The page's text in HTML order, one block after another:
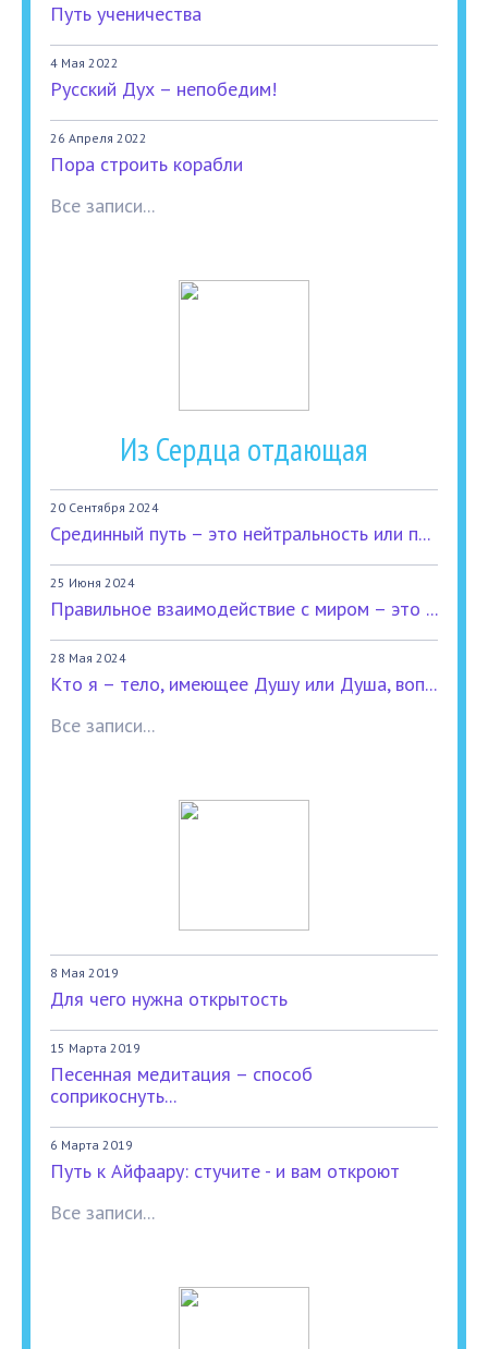
Путь ученичества
4 Мая 2022
Русский Дух – непобедим!
26 Апреля 2022
Пора строить корабли
Все записи...
Из Сердца отдающая
20 Сентября 2024
Срединный путь – это нейтральность или п...
25 Июня 2024
Правильное взаимодействие с миром – это ...
28 Мая 2024
Кто я – тело, имеющее Душу или Душа, воп...
Все записи...
8 Мая 2019
Для чего нужна открытость
15 Марта 2019
Песенная медитация – способ
соприкоснуть...
6 Марта 2019
Путь к Айфаару: стучите - и вам откроют
Все записи...